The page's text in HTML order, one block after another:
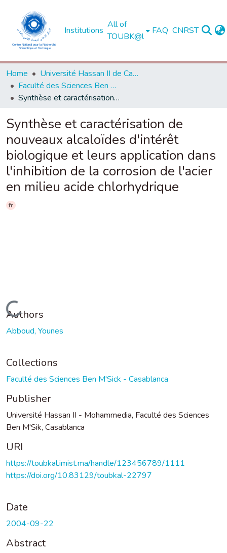
Institutions
All of
TOUBK@l
FAQ CNRST
Home
Université Hassan II de Casablanca
Faculté des Sciences Ben M'Sick - Casablanca
Synthèse et caractérisation de nouveaux alcaloïdes d'intérêt biologique et leurs application dans l'inhibition de la corrosion de l'acier en milieu acide chlorhydrique
Synthèse et caractérisation de
nouveaux alcaloïdes d'intérêt
biologique et leurs application dans
l'inhibition de la corrosion de l'acier
en milieu acide chlorhydrique
fr
Loading...
Authors
Abboud, Younes
Collections
Faculté des Sciences Ben M'Sick - Casablanca
Publisher
Université Hassan II - Mohammedia, Faculté des Sciences
Ben M'Sik, Casablanca
URI
https://toubkal.imist.ma/handle/123456789/1111
https://doi.org/10.83129/toubkal-22797
Date
2004-09-22
Abstract